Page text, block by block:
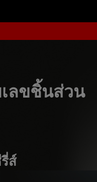
ลขชิ้นส่วน
ส์